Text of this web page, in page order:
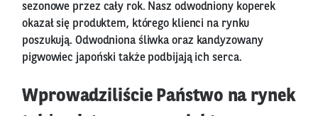
sezonowe przez cały rok. Nasz odwodniony koperek
okazał się produktem, którego klienci na rynku
poszukują. Odwodniona śliwka oraz kandyzowany
pigwowiec japoński także podbijają ich serca.
Wprowadziliście Państwo na rynek